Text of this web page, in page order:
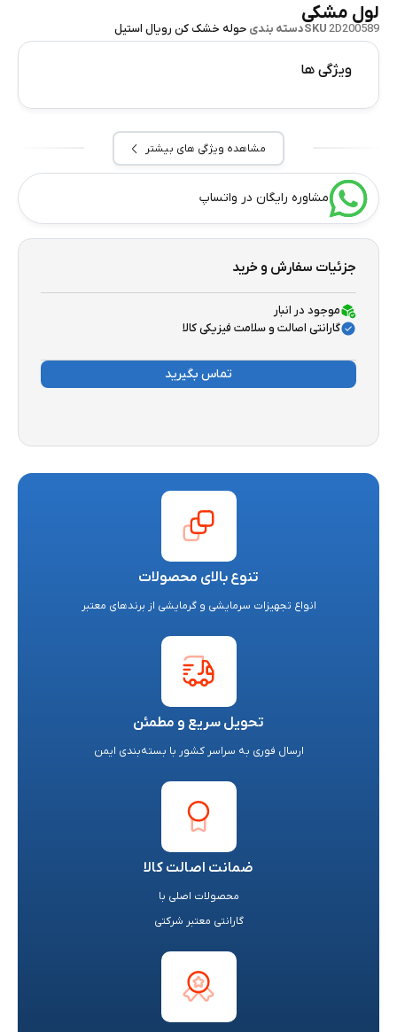
لول مشکی
SKU2D200589 دسته بندی حوله خشک کن رویال استیل
ویژگی ها
مشاهده ویژگی های بیشتر
مشاوره رایگان در واتساپ
جزئیات سفارش و خرید
موجود در انبار
گارانتی اصالت و سلامت فیزیکی کالا
تماس بگیرید
تنوع بالای محصولات
انواع تجهیزات سرمایشی و گرمایشی از برندهای معتبر
تحویل سریع و مطمئن
ارسال فوری به سراسر کشور با بسته‌بندی ایمن
ضمانت اصالت کالا
محصولات اصلی با
گارانتی معتبر شرکتی